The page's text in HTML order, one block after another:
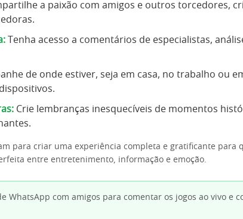
a paixão com amigos e outros torcedores,
Tenha acesso a comentários de especialistas,
de onde estiver, seja em casa, no trabalho ou
Crie lembranças inesquecíveis de momentos
para criar uma experiência completa e gratificante para
entre entretenimento, informação e emoção.
WhatsApp com amigos para comentar os jogos ao vivo e